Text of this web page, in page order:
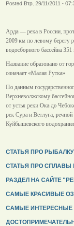
Posted Втр, 29/11/2011 -
Арда — река в России,
2009 км по левому берегу
водосборного бассейна 351
Название образовано от
означает «Малая Рутка»
По данным
Верхневолжскому
от устья реки Ока до
рек Сура и Ветлуга,
Куйбышевского
СТАТЬЯ ПРО
СТАТЬЯ ПРО СПЛАВЫ
РАЗДЕЛ НА САЙТЕ
САМЫЕ КРАСИВЫЕ
САМЫЕ ИНТЕРЕСНЫЕ